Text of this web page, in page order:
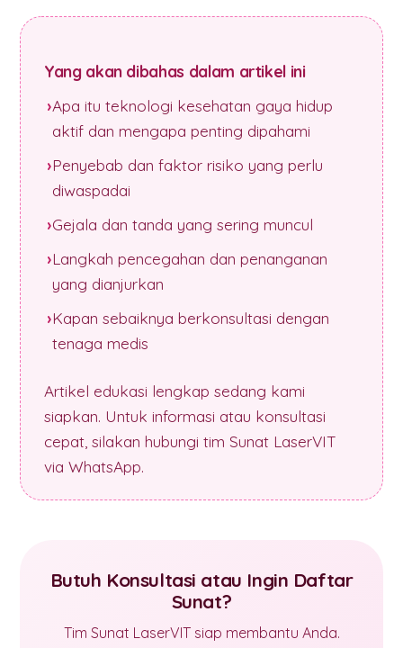
Yang akan dibahas dalam artikel ini
Apa itu teknologi kesehatan gaya hidup
aktif dan mengapa penting dipahami
Penyebab dan faktor risiko yang perlu
diwaspadai
Gejala dan tanda yang sering muncul
Langkah pencegahan dan penanganan
yang dianjurkan
Kapan sebaiknya berkonsultasi dengan
tenaga medis
Artikel edukasi lengkap sedang kami
siapkan. Untuk informasi atau konsultasi
cepat, silakan hubungi tim Sunat LaserVIT
via WhatsApp.
Butuh Konsultasi atau Ingin Daftar
Sunat?
Tim Sunat LaserVIT siap membantu Anda.